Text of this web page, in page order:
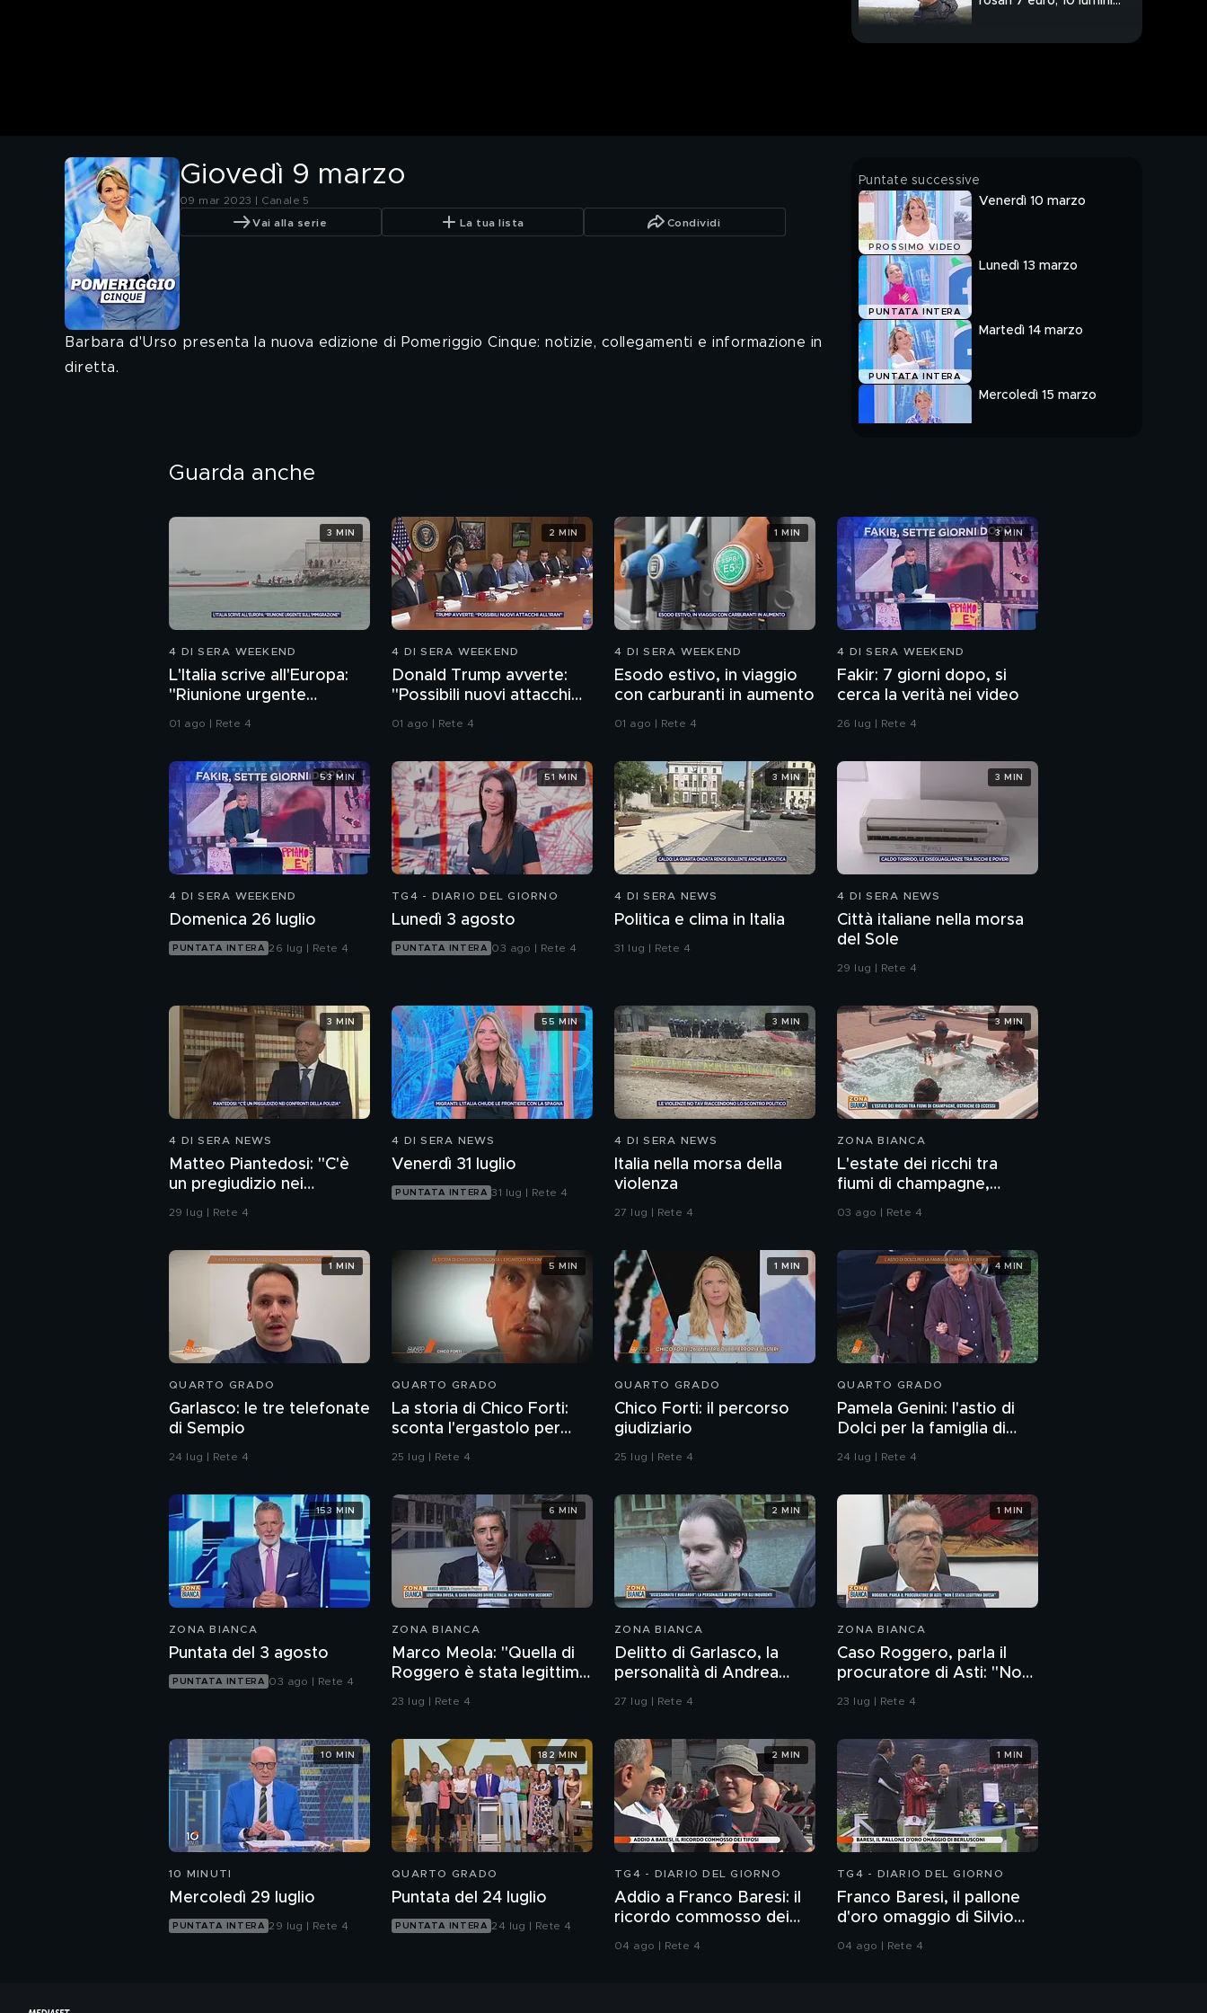
minacce indirizzata ai
Meghan è stata
Giovedì 9 marzo
09 mar 2023 | Canale 5
Vai alla serie La tua lista Condividi
Barbara d'Urso presenta la nuova edizione di Pomeriggio Cinque: notizie, collegamenti e informazione in
diretta.
Puntate successive
PROSSIMO VIDEO
Venerdì 10 marzo
PUNTATA INTERA
Lunedì 13 marzo
PUNTATA INTERA
Martedì 14 marzo
Mercoledì 15 marzo
Guarda anche
4 DI SERA WEEKEND
L'Italia scrive all'Europa:
"Riunione urgente
sull'immigrazione"
01 ago | Rete 4
3 MIN
4 DI SERA WEEKEND
Donald Trump avverte:
"Possibili nuovi attacchi
all'Iran"
01 ago | Rete 4
2 MIN
4 DI SERA WEEKEND
Esodo estivo, in viaggio
con carburanti in aumento
01 ago | Rete 4
1 MIN
4 DI SERA WEEKEND
Fakir: 7 giorni dopo, si
cerca la verità nei video
26 lug | Rete 4
3 MIN
4 DI SERA WEEKEND
Domenica 26 luglio
PUNTATA INTERA 26 lug | Rete 4
53 MIN
TG4 - DIARIO DEL GIORNO
Lunedì 3 agosto
PUNTATA INTERA 03 ago | Rete 4
51 MIN
4 DI SERA NEWS
Politica e clima in Italia
31 lug | Rete 4
3 MIN
4 DI SERA NEWS
Città italiane nella morsa
del Sole
29 lug | Rete 4
3 MIN
4 DI SERA NEWS
Matteo Piantedosi: "C'è
un pregiudizio nei
confronti della polizia"
29 lug | Rete 4
3 MIN
4 DI SERA NEWS
Venerdì 31 luglio
PUNTATA INTERA 31 lug | Rete 4
55 MIN
4 DI SERA NEWS
Italia nella morsa della
violenza
27 lug | Rete 4
3 MIN
ZONA BIANCA
L'estate dei ricchi tra
fiumi di champagne,
ostriche ed eccessi
03 ago | Rete 4
3 MIN
QUARTO GRADO
Garlasco: le tre telefonate
di Sempio
24 lug | Rete 4
1 MIN
QUARTO GRADO
La storia di Chico Forti:
sconta l'ergastolo per
omicidio
25 lug | Rete 4
5 MIN
QUARTO GRADO
Chico Forti: il percorso
giudiziario
25 lug | Rete 4
1 MIN
QUARTO GRADO
Pamela Genini: l'astio di
Dolci per la famiglia di
Pamela
24 lug | Rete 4
4 MIN
ZONA BIANCA
Puntata del 3 agosto
PUNTATA INTERA 03 ago | Rete 4
153 MIN
ZONA BIANCA
Marco Meola: "Quella di
Roggero è stata legittima
difesa"
23 lug | Rete 4
6 MIN
ZONA BIANCA
Delitto di Garlasco, la
personalità di Andrea
Sempio per gli inquirenti:
27 lug | Rete 4
2 MIN
ZONA BIANCA
Caso Roggero, parla il
procuratore di Asti: "Non
è stata legittima difesa"
23 lug | Rete 4
1 MIN
10 MINUTI
Mercoledì 29 luglio
PUNTATA INTERA 29 lug | Rete 4
10 MIN
QUARTO GRADO
Puntata del 24 luglio
PUNTATA INTERA 24 lug | Rete 4
182 MIN
TG4 - DIARIO DEL GIORNO
Addio a Franco Baresi: il
ricordo commosso dei
04 ago | Rete 4
2 MIN
TG4 - DIARIO DEL GIORNO
Franco Baresi, il pallone
d'oro omaggio di Silvio
Berlusconi
04 ago | Rete 4
1 MIN